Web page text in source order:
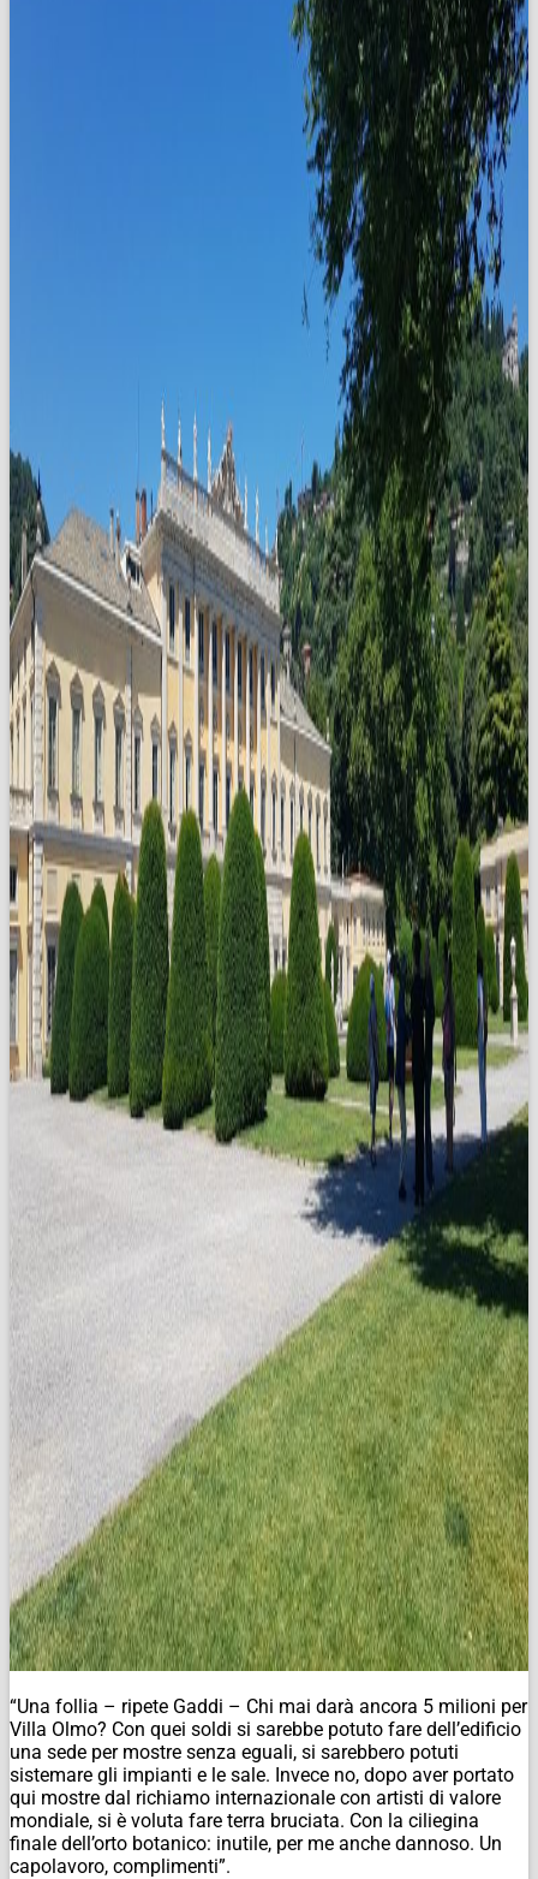
“Una follia – ripete Gaddi – Chi mai darà ancora 5 milioni per
Villa Olmo? Con quei soldi si sarebbe potuto fare dell’edificio
una sede per mostre senza eguali, si sarebbero potuti
sistemare gli impianti e le sale. Invece no, dopo aver portato
qui mostre dal richiamo internazionale con artisti di valore
mondiale, si è voluta fare terra bruciata. Con la ciliegina
finale dell’orto botanico: inutile, per me anche dannoso. Un
capolavoro, complimenti”.